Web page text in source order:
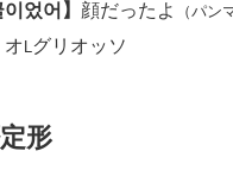
이었어】 顔だったよ （パン
オ グリオッソ
形